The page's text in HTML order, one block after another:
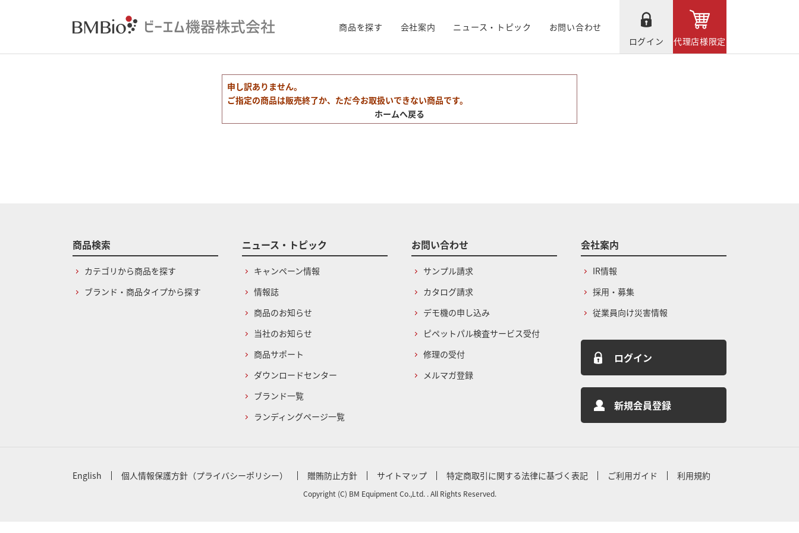
商品を探す 会社案内 ニュース・トピック
お問い合わせ
ログイン
代理店様限定
申し訳ありません。
ご指定の商品は販売終了か、ただ今お取扱いできない商品です。
ホームへ戻る
商品検索
カテゴリから商品を探す
ブランド・商品タイプから探す
ニュース・トピック
キャンペーン情報
情報誌
商品のお知らせ
当社のお知らせ
商品サポート
ダウンロードセンター
ブランド一覧
ランディングページ一覧
お問い合わせ
サンプル請求
カタログ請求
デモ機の申し込み
ピペットパル検査サービス受付
修理の受付
メルマガ登録
会社案内
IR情報
採用・募集
従業員向け災害情報
ログイン
新規会員登録
English 個人情報保護方針（プライバシーポリシー） 贈賄防止方針 サイトマップ 特定商取引に関する法律に基づく表記 ご利用ガイド 利用規約
Copyright (C) BM Equipment Co.,Ltd. . All Rights Reserved.